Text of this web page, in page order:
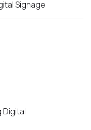
Signage
Digital